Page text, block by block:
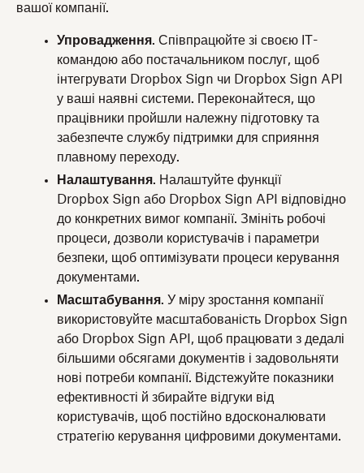
вашої компанії.
Упровадження. Співпрацюйте зі своєю ІТ-
командою або постачальником послуг, щоб
інтегрувати Dropbox Sign чи Dropbox Sign API
у ваші наявні системи. Переконайтеся, що
працівники пройшли належну підготовку та
забезпечте службу підтримки для сприяння
плавному переходу.
Налаштування. Налаштуйте функції
Dropbox Sign або Dropbox Sign API відповідно
до конкретних вимог компанії. Змініть робочі
процеси, дозволи користувачів і параметри
безпеки, щоб оптимізувати процеси керування
документами.
Масштабування. У міру зростання компанії
використовуйте масштабованість Dropbox Sign
або Dropbox Sign API, щоб працювати з дедалі
більшими обсягами документів і задовольняти
нові потреби компанії. Відстежуйте показники
ефективності й збирайте відгуки від
користувачів, щоб постійно вдосконалювати
стратегію керування цифровими документами.